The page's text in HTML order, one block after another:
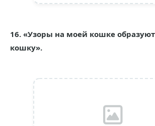
16. «Узоры на моей кошке
кошку».